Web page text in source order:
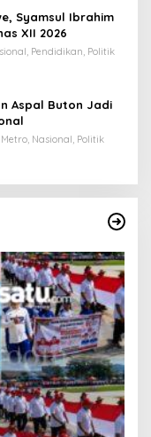
Syamsul Ibrahim
XII 2026
Pendidikan, Politik
Aspal Buton Jadi
Nasional, Politik